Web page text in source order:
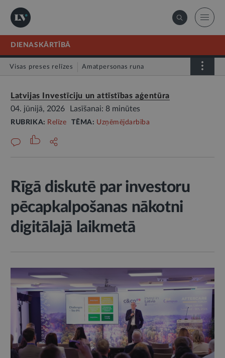
DIENASKĀRTĪBĀ
Visas preses relīzes Amatpersonas runa
Latvijas Investīciju un attīstības aģentūra
04. jūnijā, 2026
Lasīšanai: 8 minūtes
RUBRIKA: Relīze TĒMA: Uzņēmējdarbība
Rīgā diskutē par investoru
pēcapkalpošanas nākotni
digitālajā laikmetā